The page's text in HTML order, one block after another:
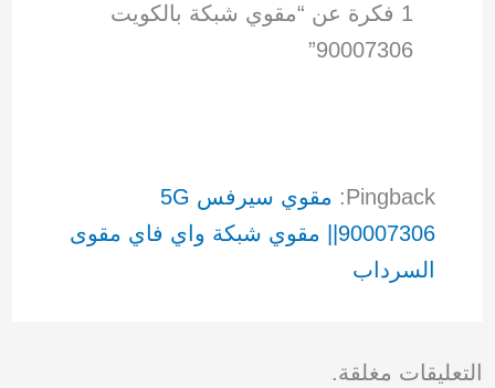
1 فكرة عن “مقوي شبكة بالكويت
90007306”
Pingback:
مقوي سيرفس 5G
|90007306| مقوي شبكة واي فاي مقوى
السرداب
التعليقات مغلقة.